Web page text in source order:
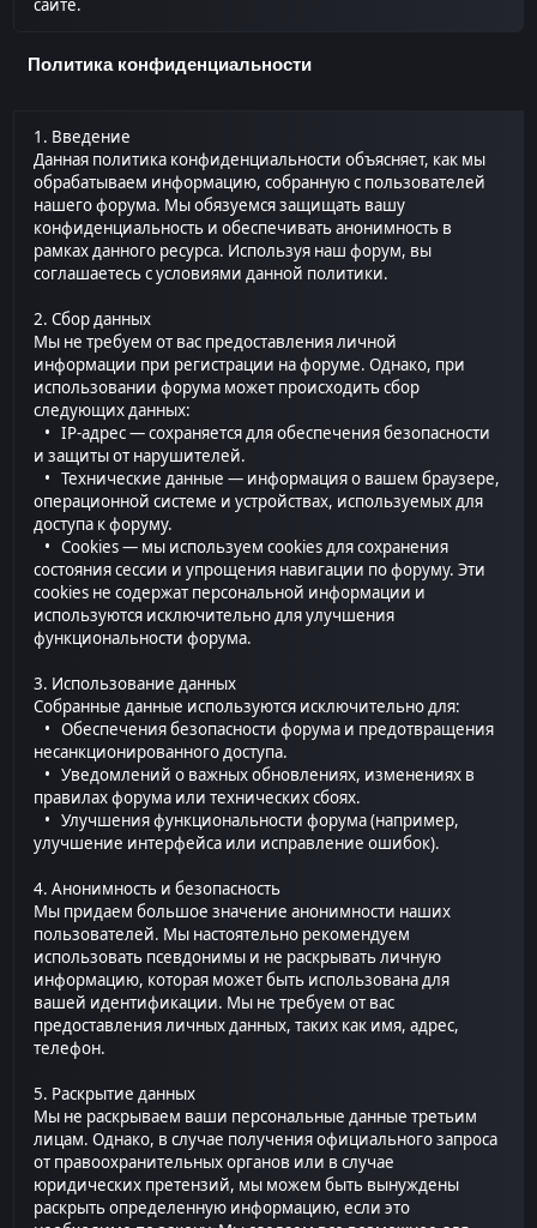
сайте.
Политика конфиденциальности
1. Введение
Данная политика конфиденциальности объясняет, как мы
обрабатываем информацию, собранную с пользователей
нашего форума. Мы обязуемся защищать вашу
конфиденциальность и обеспечивать анонимность в
рамках данного ресурса. Используя наш форум, вы
соглашаетесь с условиями данной политики.
2. Сбор данных
Мы не требуем от вас предоставления личной
информации при регистрации на форуме. Однако, при
использовании форума может происходить сбор
следующих данных:
• IP-адрес — сохраняется для обеспечения безопасности
и защиты от нарушителей.
• Технические данные — информация о вашем браузере,
операционной системе и устройствах, используемых для
доступа к форуму.
• Cookies — мы используем cookies для сохранения
состояния сессии и упрощения навигации по форуму. Эти
cookies не содержат персональной информации и
используются исключительно для улучшения
функциональности форума.
3. Использование данных
Собранные данные используются исключительно для:
• Обеспечения безопасности форума и предотвращения
несанкционированного доступа.
• Уведомлений о важных обновлениях, изменениях в
правилах форума или технических сбоях.
• Улучшения функциональности форума (например,
улучшение интерфейса или исправление ошибок).
4. Анонимность и безопасность
Мы придаем большое значение анонимности наших
пользователей. Мы настоятельно рекомендуем
использовать псевдонимы и не раскрывать личную
информацию, которая может быть использована для
вашей идентификации. Мы не требуем от вас
предоставления личных данных, таких как имя, адрес,
телефон.
5. Раскрытие данных
Мы не раскрываем ваши персональные данные третьим
лицам. Однако, в случае получения официального запроса
от правоохранительных органов или в случае
юридических претензий, мы можем быть вынуждены
раскрыть определенную информацию, если это